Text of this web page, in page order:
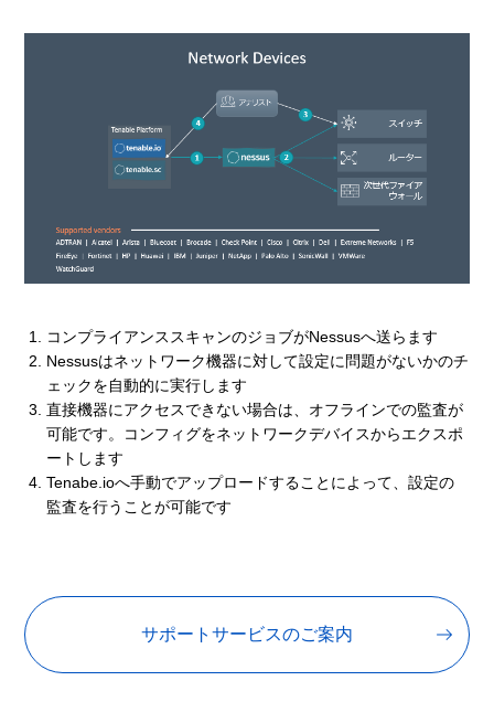
コンプライアンススキャンのジョブがNessusへ送らます
Nessusはネットワーク機器に対して設定に問題がないかのチ
ェックを自動的に実行します
直接機器にアクセスできない場合は、オフラインでの監査が
可能です。コンフィグをネットワークデバイスからエクスポ
ートします
Tenabe.ioへ手動でアップロードすることによって、設定の
監査を行うことが可能です
サポートサービスのご案内